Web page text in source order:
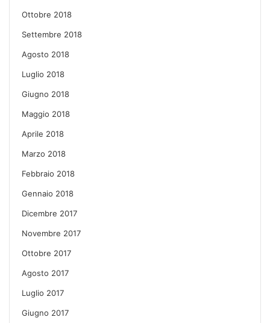
Ottobre 2018
Settembre 2018
Agosto 2018
Luglio 2018
Giugno 2018
Maggio 2018
Aprile 2018
Marzo 2018
Febbraio 2018
Gennaio 2018
Dicembre 2017
Novembre 2017
Ottobre 2017
Agosto 2017
Luglio 2017
Giugno 2017